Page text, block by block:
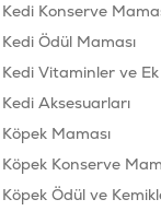
Kedi Konserve
Kedi Ödül Maması
Kedi Vitaminler ve
Kedi Aksesuarları
Köpek Maması
Köpek Konserve
Köpek Ödül ve